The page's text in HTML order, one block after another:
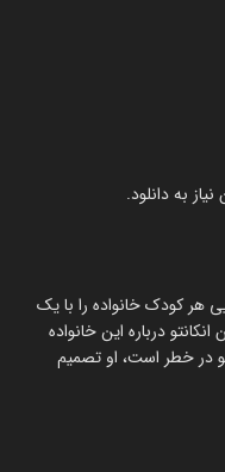
هر کودک خانواده را با یک
درباره این خانواده
در خطر است، او تصمیم